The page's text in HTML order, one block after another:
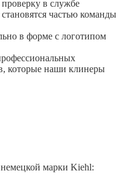
в службе
частью команды
в форме с логотипом
которые наши клинеры
марки Kiehl: